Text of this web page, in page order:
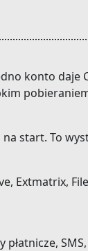
konto
start. To
Extmatrix,